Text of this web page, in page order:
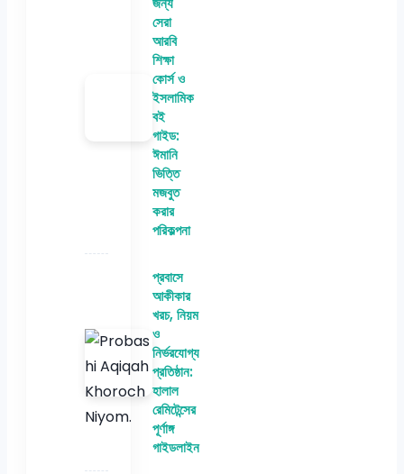
সেরা
আরবি
শিক্ষা
কোর্স ও
ইসলামিক
বই
গাইড:
ঈমানি
ভিত্তি
মজবুত
করার
পরিকল্পনা
প্রবাসে
আকীকার
খরচ, নিয়ম
ও
নির্ভরযোগ্য
প্রতিষ্ঠান:
হালাল
রেমিটেন্সের
পূর্ণাঙ্গ
গাইডলাইন